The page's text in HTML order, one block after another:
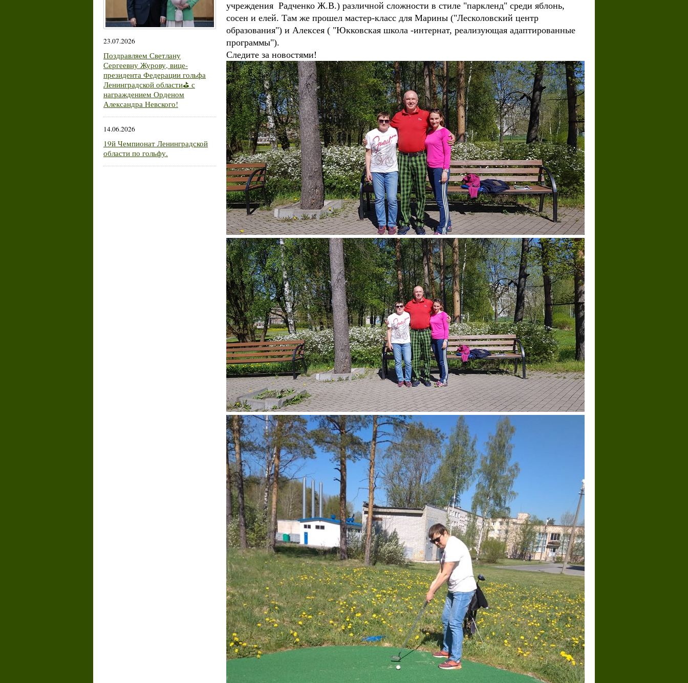
23.07.2026
Поздравляем Светлану
Сергеевну Журову, вице-
президента Федерации гольфа
Ленинградской области⛳ с
награждением Орденом
Александра Невского!
14.06.2026
19й Чемпионат Ленинградской
области по гольфу.
учреждения Радченко Ж.В.) различной сложности в стиле "паркленд" среди яблонь,
сосен и елей. Там же прошел мастер-класс для Марины ("Лесколовский центр
образования") и Алексея ( "Юкковская школа -интернат, реализующая адаптированные
программы").
Следите за новостями!